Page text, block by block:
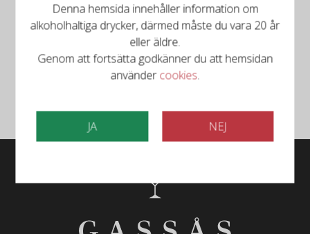
Följ oss på Facebook
Följ oss på Instagram
Denna hemsida innehåller information om
alkoholhaltiga drycker, därmed måste du vara 20 år
eller äldre.
Genom att fortsätta godkänner du att hemsidan
användercookies.
JA NEJ